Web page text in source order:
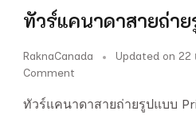
ทัวร์แคนาดาสายถ่า
RaknaCanada Updated on 22
Comment
แคนาดา
ทัวร์แคนาดาสายถ่ายรูปแบบ